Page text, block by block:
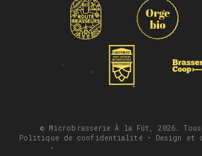
© Microbrasserie À la Fût, 2026.
Politique de confidentialité• Design et